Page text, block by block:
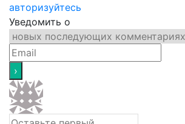
авторизуйтесь
Уведомить о